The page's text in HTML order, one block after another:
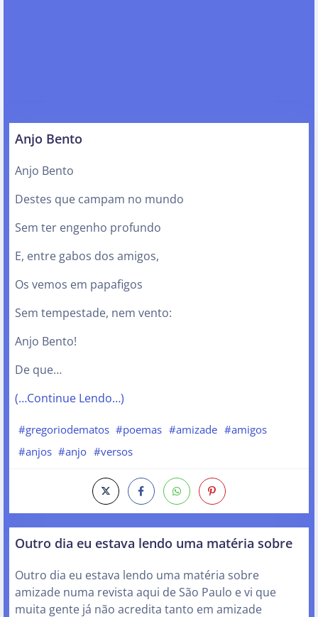
Anjo Bento
Anjo Bento
Destes que campam no mundo
Sem ter engenho profundo
E, entre gabos dos amigos,
Os vemos em papafigos
Sem tempestade, nem vento:
Anjo Bento!
De que…
(…Continue Lendo…)
#gregoriodematos #poemas #amizade #amigos
#anjos #anjo #versos
Outro dia eu estava lendo uma matéria sobre
Outro dia eu estava lendo uma matéria sobre
amizade numa revista aqui de São Paulo e vi que
muita gente já não acredita tanto em amizade